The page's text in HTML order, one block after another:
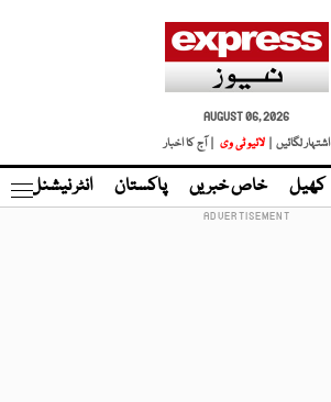
AUGUST 06, 2026
اشتہار لگائیں |
لائیو ٹی وی | آج کا اخبار
کھیل خاص خبریں پاکستان انٹر نیشنل